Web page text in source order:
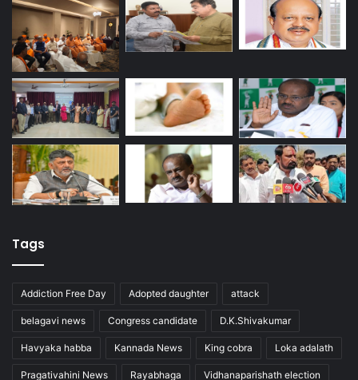
Tags
Addiction Free Day Adopted daughter attack
belagavi news Congress candidate D.K.Shivakumar
Havyaka habba Kannada News King cobra Loka adalath
Pragativahini News Rayabhaga Vidhanaparishath election